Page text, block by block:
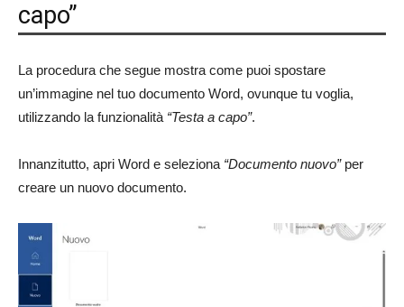
capo”
La procedura che segue mostra come puoi spostare
un’immagine nel tuo documento Word, ovunque tu voglia,
utilizzando la funzionalità “Testa a capo”.
Innanzitutto, apri Word e seleziona “Documento nuovo”per
creare un nuovo documento.